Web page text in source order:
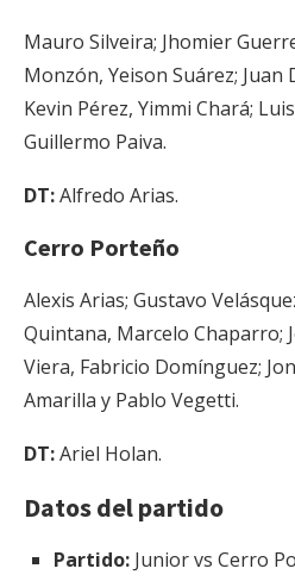
Mauro Silveira; Jhomier
Monzón, Yeison Suárez; Juan
Kevin Pérez, Yimmi Chará;
Guillermo Paiva.
DT:Alfredo Arias.
Cerro Porteño
Alexis Arias; Gustavo
Quintana, Marcelo Chaparro;
Viera, Fabricio Domínguez;
Amarilla y Pablo Vegetti.
DT:Ariel Holan.
Datos del partido
Partido: Junior vs Cerro